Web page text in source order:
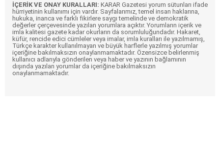
İÇERİK VE ONAY KURALLARI: KARAR Gazetesi yorum sütunları ifade
hürriyetinin kullanımı için vardır. Sayfalarımız, temel insan haklarına,
hukuka, inanca ve farklı fikirlere saygı temelinde ve demokratik
değerler çerçevesinde yazılan yorumlara açıktır. Yorumların içerik ve
imla kalitesi gazete kadar okurların da sorumluluğundadır. Hakaret,
küfür, rencide edici cümleler veya imalar, imla kuralları ile yazılmamış,
Türkçe karakter kullanılmayan ve büyük harflerle yazılmış yorumlar
içeriğine bakılmaksızın onaylanmamaktadır. Özensizce belirlenmiş
kullanıcı adlarıyla gönderilen veya haber ve yazının bağlamının
dışında yazılan yorumlar da içeriğine bakılmaksızın
onaylanmamaktadır.